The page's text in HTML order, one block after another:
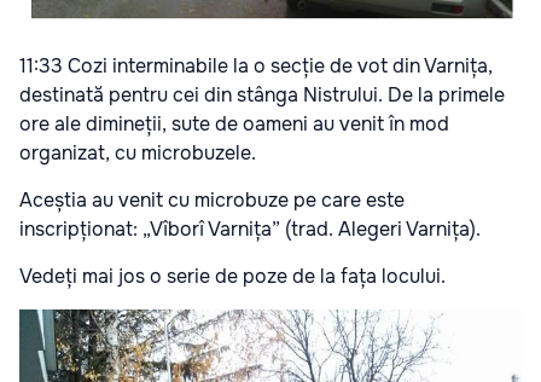
11:33 Cozi interminabile la o secție de vot din Varnița,
destinată pentru cei din stânga Nistrului. De la primele
ore ale dimineții, sute de oameni au venit în mod
organizat, cu microbuzele.
Aceștia au venit cu microbuze pe care este
inscripționat: „Vîborî Varnița” (trad. Alegeri Varnița).
Vedeți mai jos o serie de poze de la fața locului.